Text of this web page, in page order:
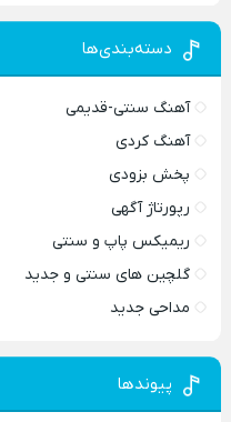
دسته‌بندی‌ها
آهنگ سنتی-قدیمی
آهنگ کردی
پخش بزودی
رپورتاژ آگهی
ریمیکس پاپ و سنتی
گلچین های سنتی و جدید
مداحی جدید
پیوندها